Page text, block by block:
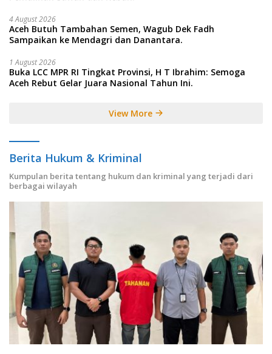
4 August 2026
Aceh Butuh Tambahan Semen, Wagub Dek Fadh
Sampaikan ke Mendagri dan Danantara.
1 August 2026
Buka LCC MPR RI Tingkat Provinsi, H T Ibrahim: Semoga
Aceh Rebut Gelar Juara Nasional Tahun Ini.
View More
Berita Hukum & Kriminal
Kumpulan berita tentang hukum dan kriminal yang terjadi dari
berbagai wilayah